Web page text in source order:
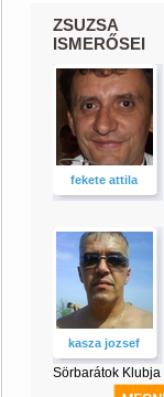
ZSUZSA
ISMERŐSEI
fekete attila
kasza jozsef
Sörbarátok Klubja